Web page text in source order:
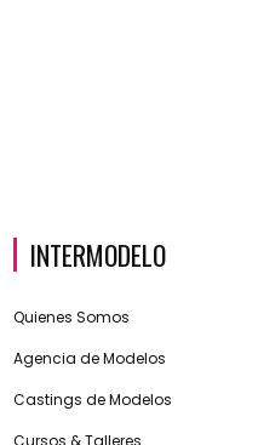
INTERMODELO
Quienes Somos
Agencia de Modelos
Castings de Modelos
Cursos & Talleres